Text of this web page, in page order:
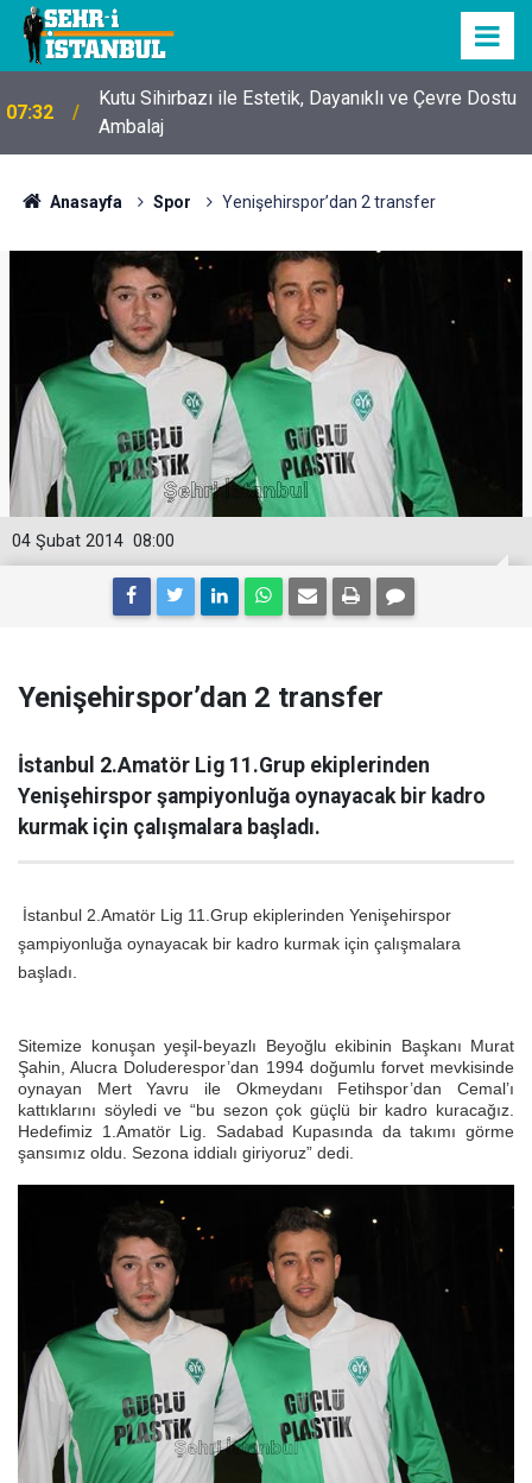
07:32
Kutu Sihirbazı ile Estetik, Dayanıklı ve Çevre Dostu
Ambalaj
Anasayfa Spor Yenişehirspor’dan 2 transfer
08:00
04 Şubat 2014
Yenişehirspor’dan 2 transfer
İstanbul 2.Amatör Lig 11.Grup ekiplerinden
Yenişehirspor şampiyonluğa oynayacak bir kadro
kurmak için çalışmalara başladı.
İstanbul 2.Amatör Lig 11.Grup ekiplerinden Yenişehirspor
şampiyonluğa oynayacak bir kadro kurmak için çalışmalara
başladı.
Sitemize konuşan yeşil-beyazlı Beyoğlu ekibinin Başkanı Murat
Şahin, Alucra Doluderespor’dan 1994 doğumlu forvet mevkisinde
oynayan Mert Yavru ile Okmeydanı Fetihspor’dan Cemal’ı
kattıklarını söyledi ve “bu sezon çok güçlü bir kadro kuracağız.
Hedefimiz 1.Amatör Lig. Sadabad Kupasında da takımı görme
şansımız oldu. Sezona iddialı giriyoruz” dedi.